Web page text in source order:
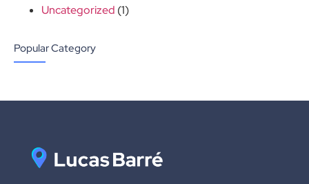
Uncategorized (1)
Popular Category